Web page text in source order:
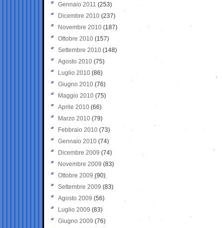
Gennaio 2011 (253)
Dicembre 2010 (237)
Novembre 2010 (187)
Ottobre 2010 (157)
Settembre 2010 (148)
Agosto 2010 (75)
Luglio 2010 (86)
Giugno 2010 (76)
Maggio 2010 (75)
Aprile 2010 (66)
Marzo 2010 (79)
Febbraio 2010 (73)
Gennaio 2010 (74)
Dicembre 2009 (74)
Novembre 2009 (83)
Ottobre 2009 (90)
Settembre 2009 (83)
Agosto 2009 (56)
Luglio 2009 (83)
Giugno 2009 (76)